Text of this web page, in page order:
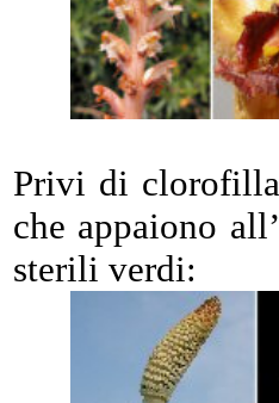
Privi di
che appaiono
sterili verdi: